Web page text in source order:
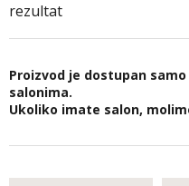
rezultat
Proizvod je dostupan
salonima.
Ukoliko imate salon,